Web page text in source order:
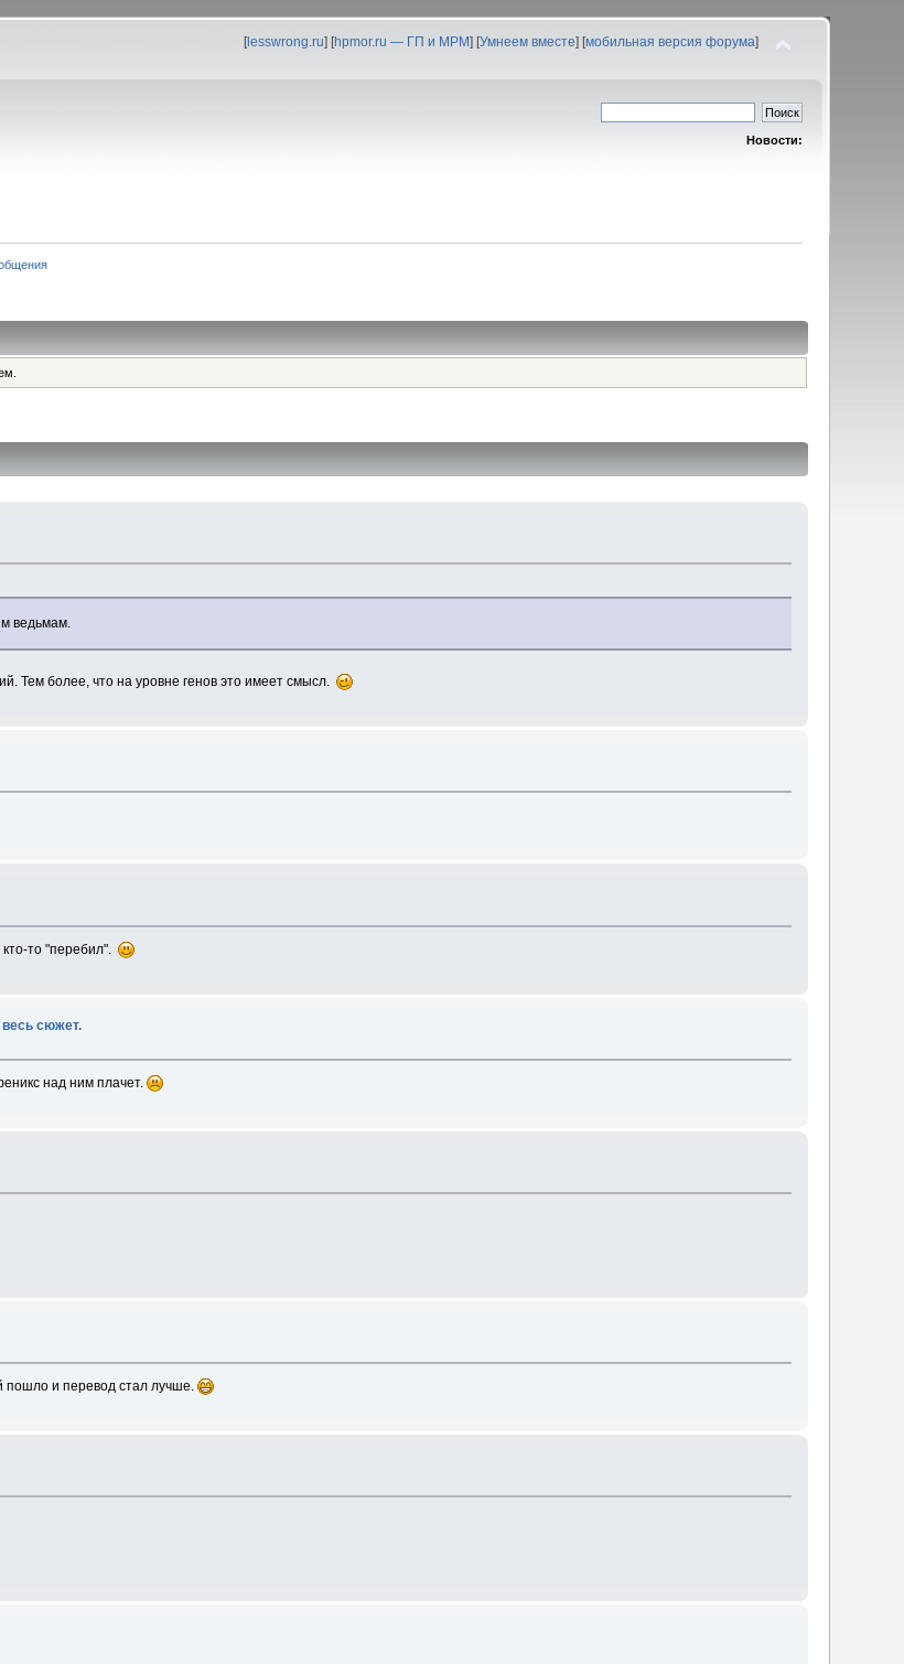
[lesswrong.ru] [hpmor.ru — ГП и МРМ] [Умнеем вместе] [мобильная версия форума]
Новости:
ведьмам.
Тем более, что на уровне генов это имеет смысл.
кто-то "перебил".
сюжет.
над ним плачет.
пошло и перевод стал лучше.